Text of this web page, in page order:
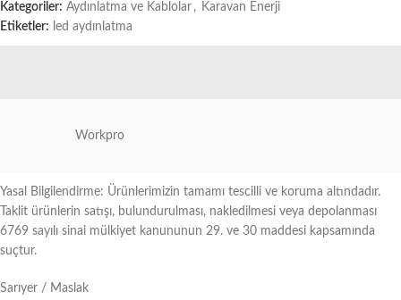
Kategoriler: Aydınlatma ve Kablolar , Karavan Enerji
Etiketler: led aydınlatma
Workpro
Yasal Bilgilendirme: Ürünlerimizin tamamı tescilli ve koruma altındadır.
Taklit ürünlerin satışı, bulundurulması, nakledilmesi veya depolanması
6769 sayılı sinai mülkiyet kanununun 29. ve 30 maddesi kapsamında
suçtur.
Sarıyer / Maslak